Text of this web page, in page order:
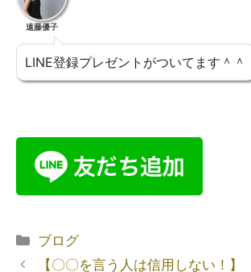
遠藤優子
LINE登録プレゼントがついてます＾＾
ブログ
【〇〇を言う人は信用しない！】